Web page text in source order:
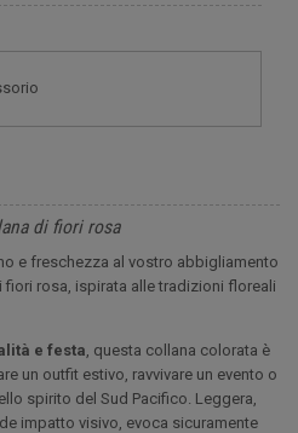
di fiori rosa
e freschezza al vostro abbigliamento
rosa, ispirata alle tradizioni floreali
e festa , questa collana colorata è
un outfit estivo, ravvivare un evento o
spirito del Sud Pacifico. Leggera,
impatto visivo, evoca sicuramente